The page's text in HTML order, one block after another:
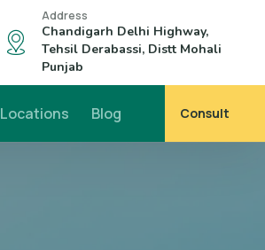
Address
Chandigarh Delhi Highway,
Tehsil Derabassi, Distt Mohali
Punjab
Locations Blog Consult